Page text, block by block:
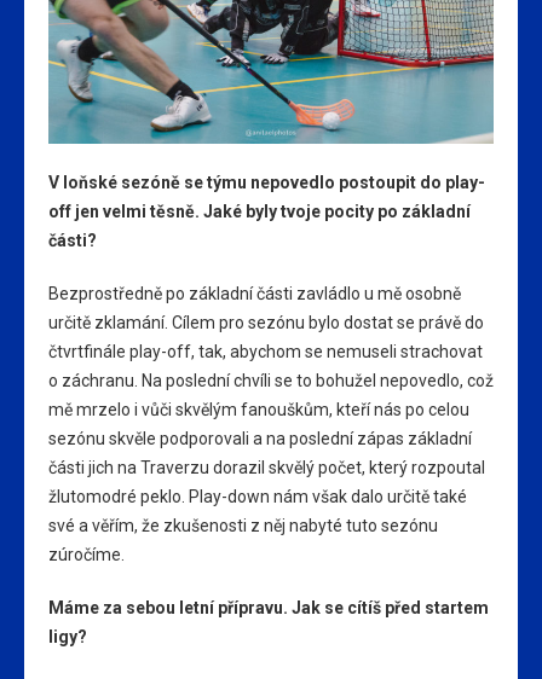
V loňské sezóně se týmu nepovedlo postoupit do play-
off jen velmi těsně. Jaké byly tvoje pocity po základní
části?
Bezprostředně po základní části zavládlo u mě osobně
určitě zklamání. Cílem pro sezónu bylo dostat se právě do
čtvrtfinále play-off, tak, abychom se nemuseli strachovat
o záchranu. Na poslední chvíli se to bohužel nepovedlo, což
mě mrzelo i vůči skvělým fanouškům, kteří nás po celou
sezónu skvěle podporovali a na poslední zápas základní
části jich na Traverzu dorazil skvělý počet, který rozpoutal
žlutomodré peklo. Play-down nám však dalo určitě také
své a věřím, že zkušenosti z něj nabyté tuto sezónu
zúročíme.
Máme za sebou letní přípravu. Jak se cítíš před startem
ligy?